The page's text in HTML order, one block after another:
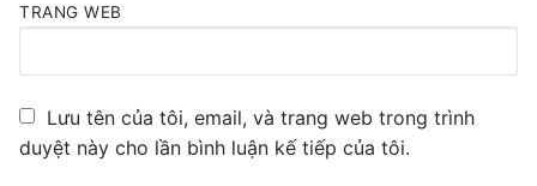
BRI VoIP Gateway
LIÊN HỆ
TIN TỨC
TRANG WEB
Lưu tên của tôi, email, và trang web trong trình
duyệt này cho lần bình luận kế tiếp của tôi.